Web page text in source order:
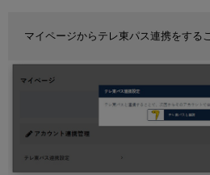
マイページからテレ東パス連携をする